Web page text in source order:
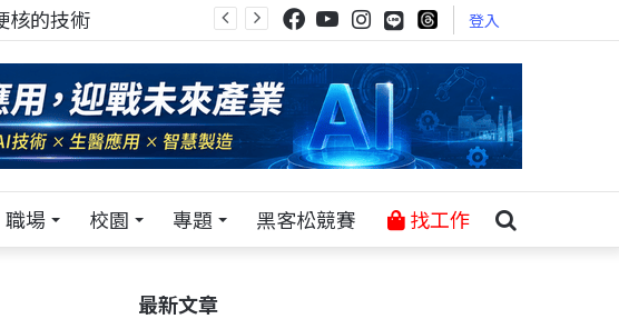
核的技術 登入
職場 校園 專題 黑客松競賽 找工作
最新文章